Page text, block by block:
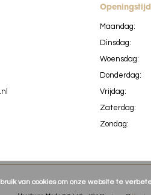
Maandag:
Dinsdag:
Woensdag:
Donderdag:
Vrijdag:
Zaterdag:
Zondag:
van cookies om onze website te